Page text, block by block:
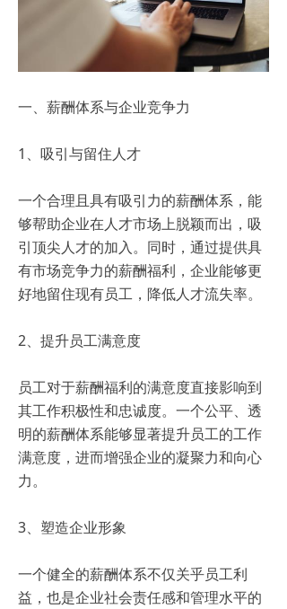
一、薪酬体系与企业竞争力
1、吸引与留住人才
一个合理且具有吸引力的薪酬体系，能
够帮助企业在人才市场上脱颖而出，吸
引顶尖人才的加入。同时，通过提供具
有市场竞争力的薪酬福利，企业能够更
好地留住现有员工，降低人才流失率。
2、提升员工满意度
员工对于薪酬福利的满意度直接影响到
其工作积极性和忠诚度。一个公平、透
明的薪酬体系能够显著提升员工的工作
满意度，进而增强企业的凝聚力和向心
力。
3、塑造企业形象
一个健全的薪酬体系不仅关乎员工利
益，也是企业社会责任感和管理水平的